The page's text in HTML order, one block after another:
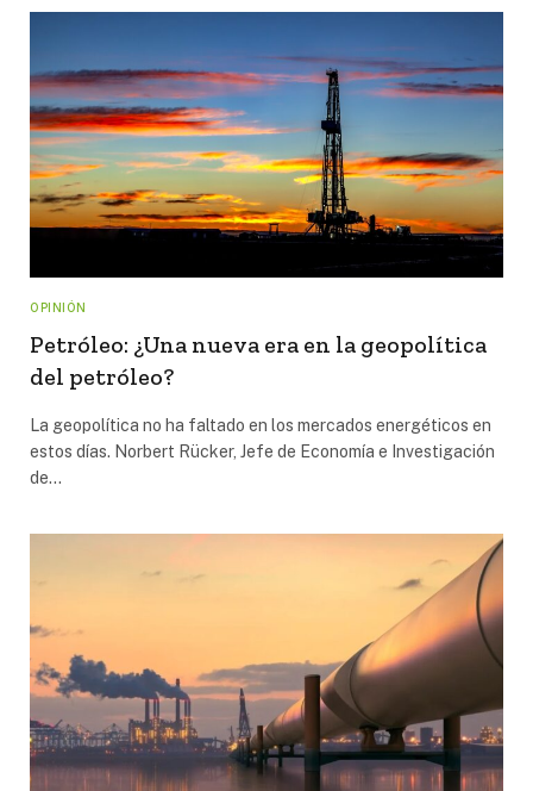
OPINIÓN
Petróleo: ¿Una nueva era en la geopolítica
del petróleo?
La geopolítica no ha faltado en los mercados energéticos en
estos días. Norbert Rücker, Jefe de Economía e Investigación
de…